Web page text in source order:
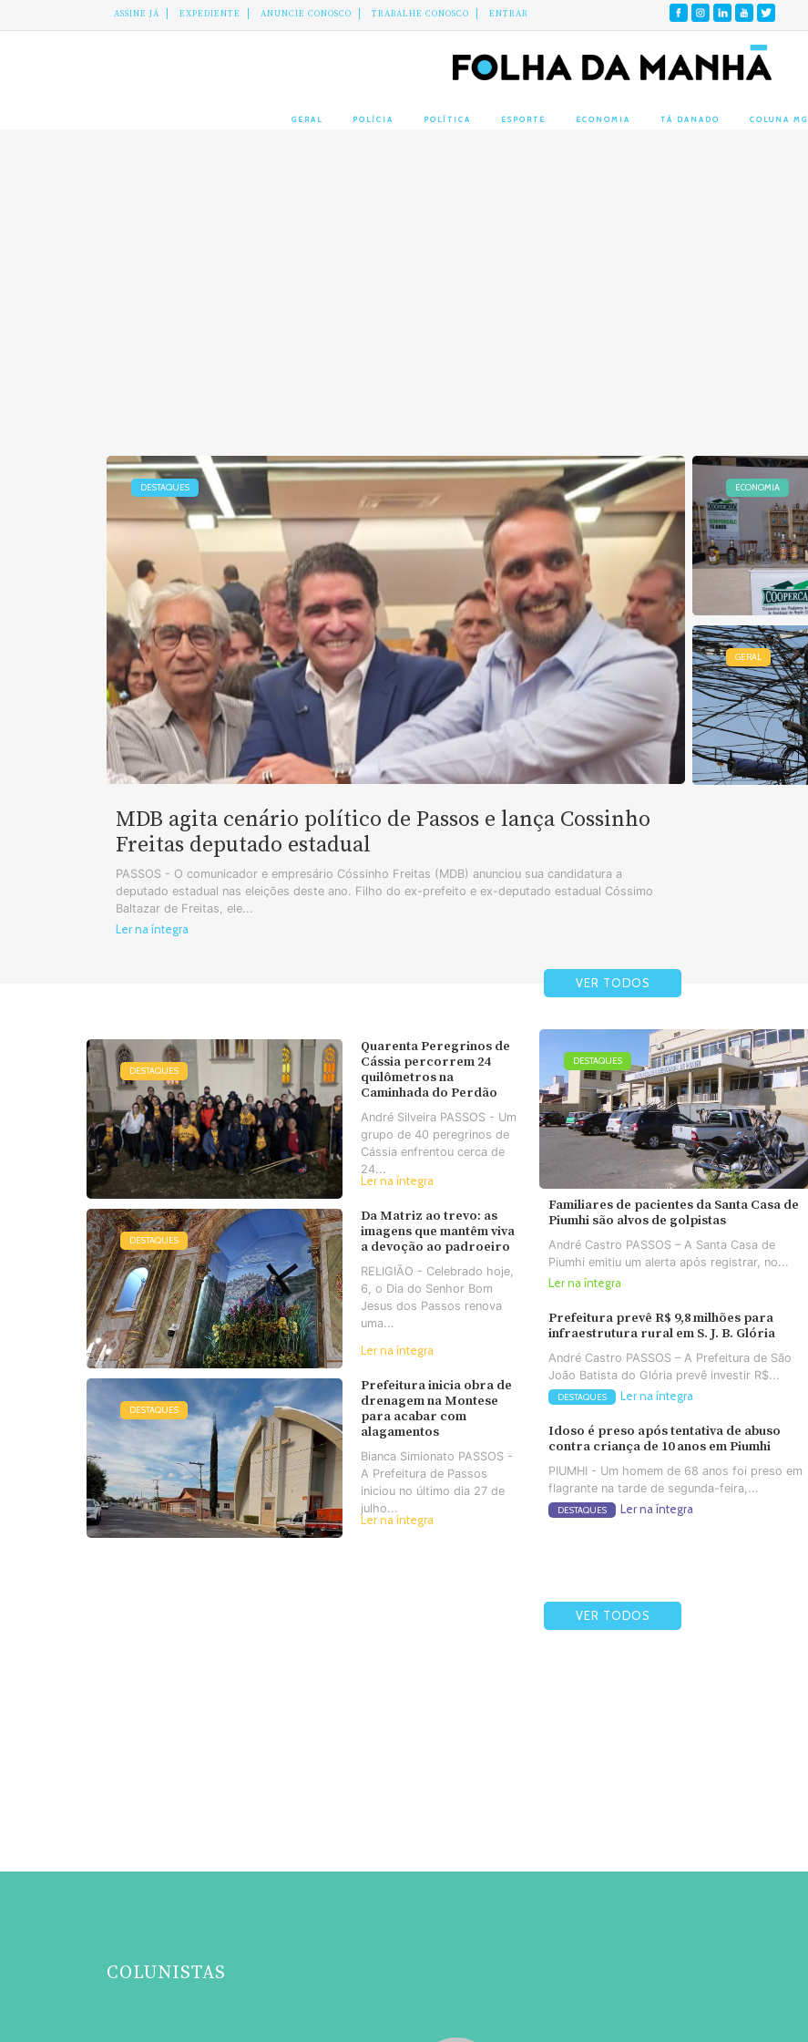
ASSINE JÁ EXPEDIENTE ANUNCIE CONOSCO TRABALHE CONOSCO ENTRAR
GERAL POLÍCIA POLÍTICA ESPORTE ECONOMIA TÁ DANADO COLUNA MG
DESTAQUES
MDB agita cenário político de Passos e lança Cossinho
Freitas deputado estadual
PASSOS - O comunicador e empresário Cóssinho Freitas (MDB) anunciou sua candidatura a
deputado estadual nas eleições deste ano. Filho do ex-prefeito e ex-deputado estadual Cóssimo
Baltazar de Freitas, ele...
Ler na íntegra
ECONOMIA
GERAL
VER TODOS
DESTAQUES
Quarenta Peregrinos de
Cássia percorrem 24
quilômetros na
Caminhada do Perdão
André Silveira PASSOS - Um
grupo de 40 peregrinos de
Cássia enfrentou cerca de
24...
Ler na íntegra
DESTAQUES
Da Matriz ao trevo: as
imagens que mantêm viva
a devoção ao padroeiro
RELIGIÃO - Celebrado hoje,
6, o Dia do Senhor Bom
Jesus dos Passos renova
uma...
Ler na íntegra
DESTAQUES
Prefeitura inicia obra de
drenagem na Montese
para acabar com
alagamentos
Bianca Simionato PASSOS -
A Prefeitura de Passos
iniciou no último dia 27 de
julho...
Ler na íntegra
DESTAQUES
Familiares de pacientes da Santa Casa de
Piumhi são alvos de golpistas
André Castro PASSOS – A Santa Casa de
Piumhi emitiu um alerta após registrar, no...
Ler na íntegra
Prefeitura prevê R$ 9,8 milhões para
infraestrutura rural em S. J. B. Glória
André Castro PASSOS – A Prefeitura de São
João Batista do Glória prevê investir R$...
DESTAQUES Ler na íntegra
Idoso é preso após tentativa de abuso
contra criança de 10 anos em Piumhi
PIUMHI - Um homem de 68 anos foi preso em
flagrante na tarde de segunda-feira,...
DESTAQUES Ler na íntegra
VER TODOS
COLUNISTAS